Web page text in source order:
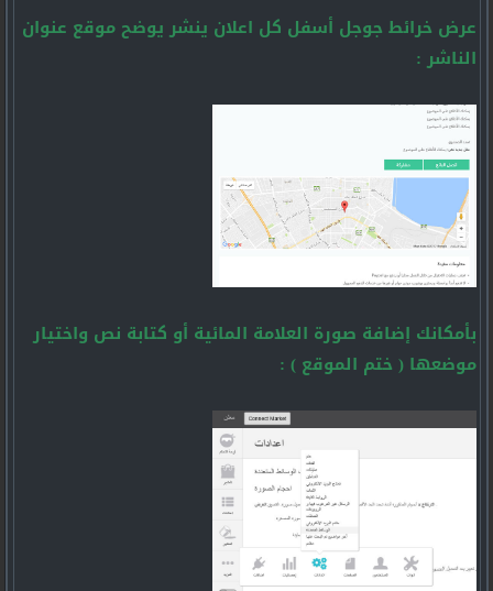
عرض خرائط جوجل أسفل كل اعلان ينشر يوضح موقع عنوان
الناشر :
بأمكانك إضافة صورة العلامة المائية أو كتابة نص واختيار
موضعها ( ختم الموقع ) :